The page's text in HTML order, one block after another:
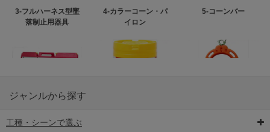
3-フルハーネス型墜
落制止用器具
4-カラーコーン・パ
イロン
5-コーンバー
6-矢印板/LED矢印板
ジャンルから探す
工種・シーンで選ぶ